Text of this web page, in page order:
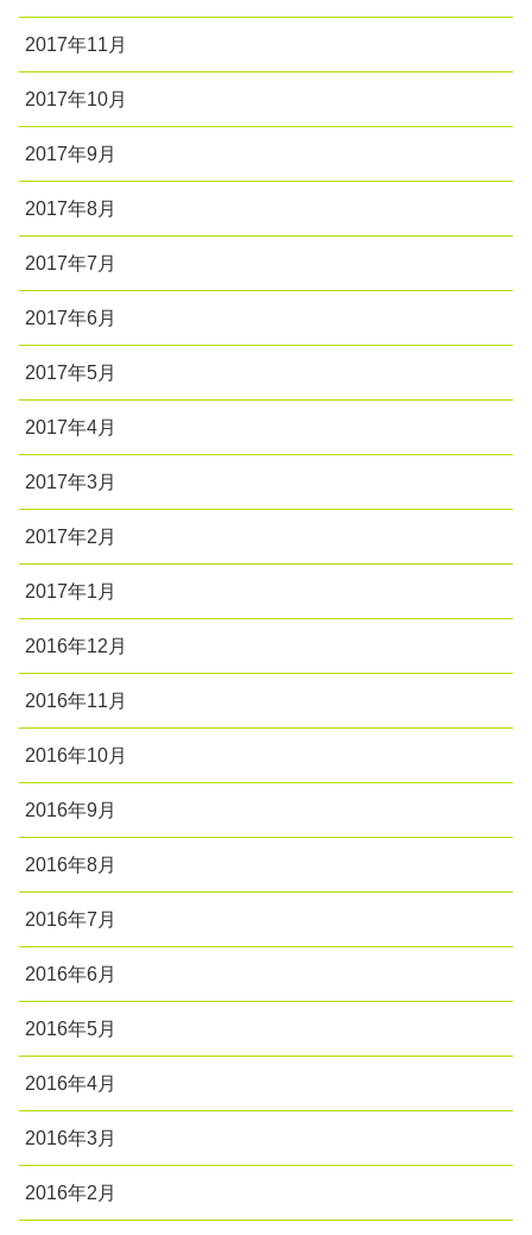
2017年11月
2017年10月
2017年9月
2017年8月
2017年7月
2017年6月
2017年5月
2017年4月
2017年3月
2017年2月
2017年1月
2016年12月
2016年11月
2016年10月
2016年9月
2016年8月
2016年7月
2016年6月
2016年5月
2016年4月
2016年3月
2016年2月